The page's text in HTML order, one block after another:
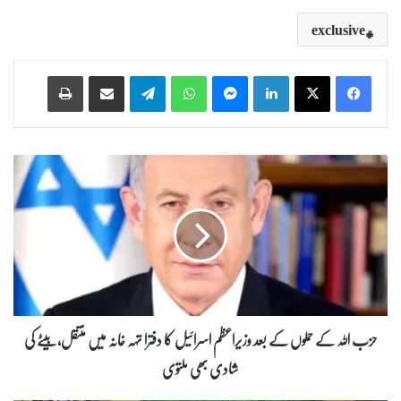
exclusive
LinkedIn
WhatsApp
Telegram
ح
ز
ب
ا
ل
ل
ہ
ک
ے
حزب اللہ کے حملوں کے بعد وزیراعظم اسرائیل کا دفترا تہہ خانہ میں منتقل، بیٹے کی
شادی بھی ملتوی